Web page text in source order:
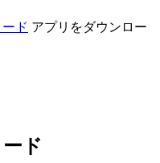
ド アプリをダウンロー
ド